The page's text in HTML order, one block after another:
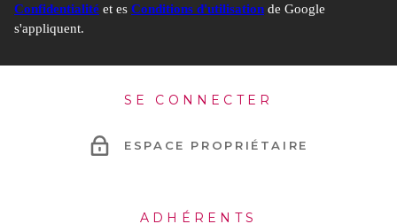
Confidentialité et es Conditions d'utilisation de Google
s'appliquent.
SE CONNECTER
ESPACE PROPRIÉTAIRE
ADHÉRENTS